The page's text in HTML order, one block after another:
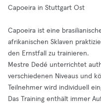
Capoeira in Stuttgart Ost
Capoeira ist eine
afrikanischen Sklaven
den Ernstfall zu trainieren.
Mestre Dedé unterrichtet
verschiedenen Niveaus und
Teilnehmer wird individuell
Das Training enthält immer